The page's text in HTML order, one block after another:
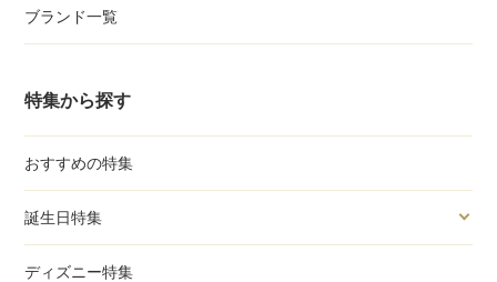
ブランド一覧
特集から探す
おすすめの特集
誕生日特集
ディズニー特集